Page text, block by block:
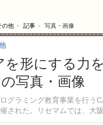
の他 › 記事 › 写真・画像
を形にする力
写真・画像
グラミング教育事業を行う
された。リセマムでは、大